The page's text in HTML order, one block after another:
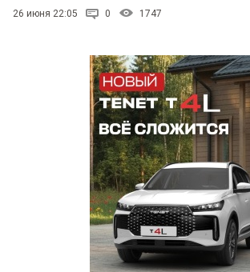
26 июня 22:05 0 1747